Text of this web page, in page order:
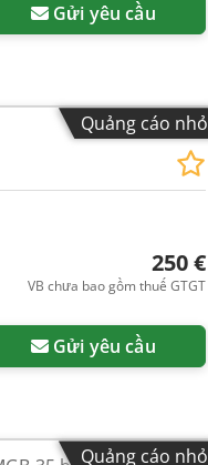
Gửi yêu cầu
Quảng cáo nhỏ
250 €
VB chưa bao gồm thuế GTGT
Gửi yêu cầu
Quảng cáo nhỏ